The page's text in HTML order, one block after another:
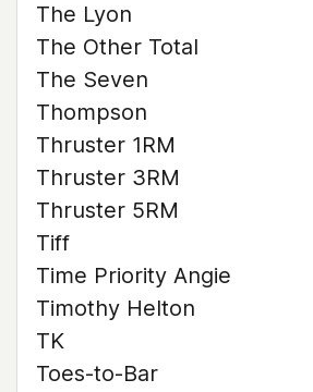
The Lyon
The Other Total
The Seven
Thompson
Thruster 1RM
Thruster 3RM
Thruster 5RM
Tiff
Time Priority Angie
Timothy Helton
TK
Toes-to-Bar